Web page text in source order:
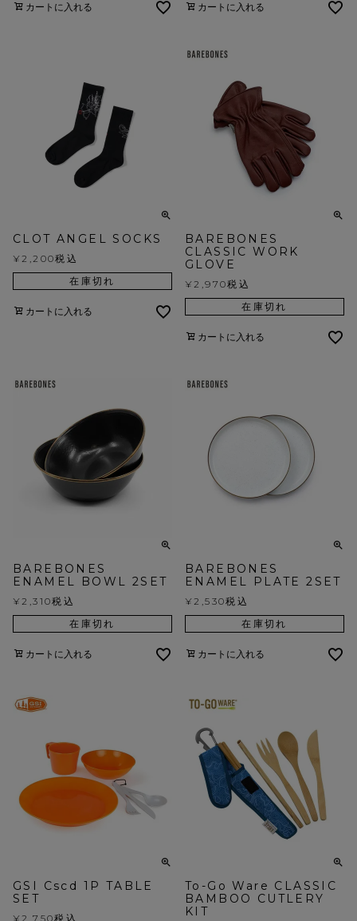
カートに入れる カートに入れる
CLOT ANGEL SOCKS
¥ 2,200税込
在庫切れ
カートに入れる
BAREBONES
CLASSIC WORK
GLOVE
¥ 2,970税込
在庫切れ
カートに入れる
BAREBONES
ENAMEL BOWL 2SET
¥ 2,310税込
在庫切れ
カートに入れる
BAREBONES
ENAMEL PLATE 2SET
¥ 2,530税込
在庫切れ
カートに入れる
GSI Cscd 1P TABLE
SET
¥ 2,750税込
To-Go Ware CLASSIC
BAMBOO CUTLERY
KIT